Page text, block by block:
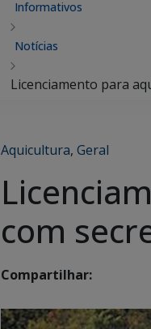
Informativos
Notícias
Licenciamento para
Aquicultura, Geral
com
Compartilhar: